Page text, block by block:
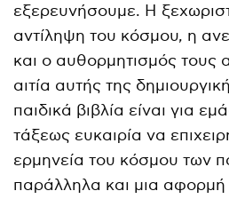
εξερευνήσουμε. Η
αντίληψη του κόσμου, η
και ο αυθορμητισμός τους
αιτία αυτής της
παιδικά βιβλία είναι για
τάξεως ευκαιρία να
ερμηνεία του κόσμου των
παράλληλα και μια